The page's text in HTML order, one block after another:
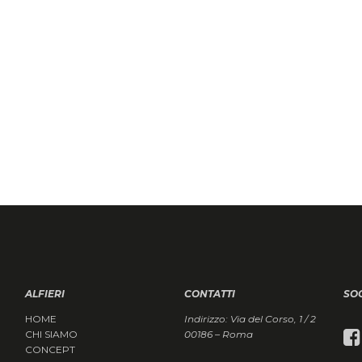
ALFIERI
HOME
CHI SIAMO
CONCEPT
CONTATTI
Indirizzo: Via del Corso, 1 / 2
00186 – Roma